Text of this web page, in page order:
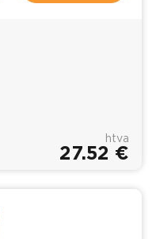
htva
27.52 €